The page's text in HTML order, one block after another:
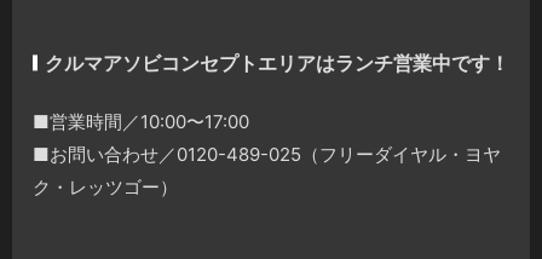
クルマアソビコンセプトエリアはランチ営業中です！
■営業時間／10:00〜17:00
■お問い合わせ／0120-489-025（フリーダイヤル・ヨヤ
ク・レッツゴー）